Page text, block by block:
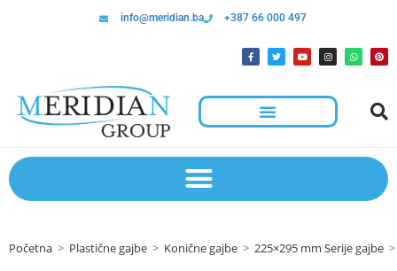
info@meridian.ba +387 66 000 497
Početna > Plastične gajbe > Konične gajbe > 225×295 mm Serije gajbe >